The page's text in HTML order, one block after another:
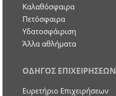
Καλαθόσφαιρα
Πετόσφαιρα
Υδατοσφάιριση
Άλλα αθλήματα
ΟΔΗΓΟΣ ΕΠΙΧΕΙΡΗΣΕΩΝ
Ευρετήριο Επιχειρήσεων